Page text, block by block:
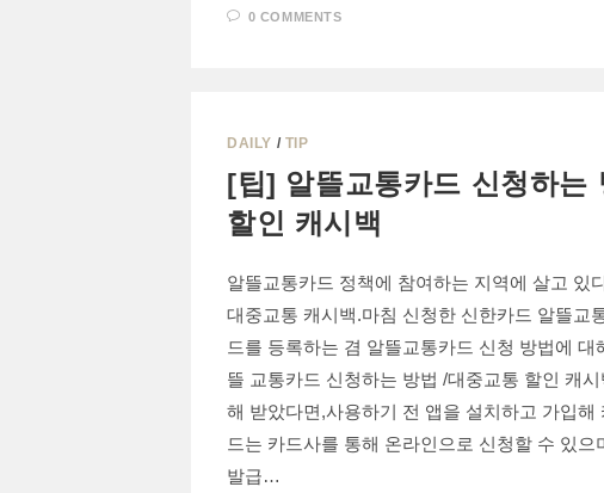
0 COMMENTS
DAILY / TIP
[팁] 알뜰교통카드 신청하는
할인 캐시백
알뜰교통카드 정책에 참여하는 지역에 살고 있
대중교통 캐시백.마침 신청한 신한카드 알뜰교
드를 등록하는 겸 알뜰교통카드 신청 방법에
뜰 교통카드 신청하는 방법 /대중교통 할인 캐
해 받았다면,사용하기 전 앱을 설치하고 가입해
드는 카드사를 통해 온라인으로 신청할 수 있으
발급…